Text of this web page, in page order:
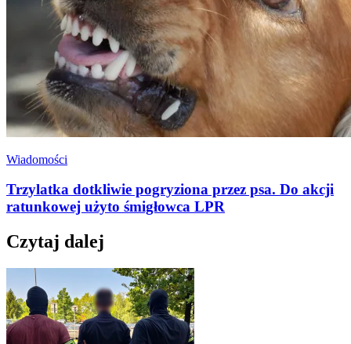
Wiadomości
Trzylatka dotkliwie pogryziona przez psa. Do akcji
ratunkowej użyto śmigłowca LPR
Czytaj dalej